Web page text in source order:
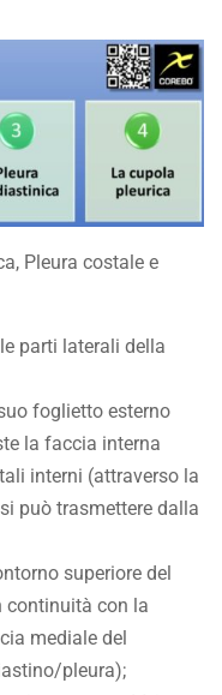
Pleura costale e
parti laterali della
foglietto esterno
la faccia interna
interni (attraverso la
può trasmettere dalla
superiore del
continuità con la
mediale del
pleura);